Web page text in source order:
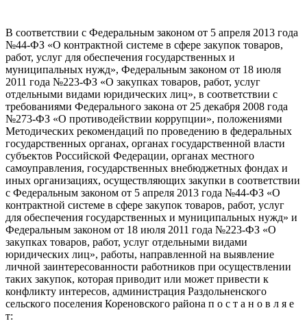
В соответствии с Федеральным законом от 5 апреля 2013 года
№44-ФЗ «О контрактной системе в сфере закупок товаров,
работ, услуг для обеспечения государственных и
муниципальных нужд», Федеральным законом от 18 июля
2011 года №223-ФЗ «О закупках товаров, работ, услуг
отдельными видами юридических лиц», в соответствии с
требованиями Федерального закона от 25 декабря 2008 года
№273-ФЗ «О противодействии коррупции», положениями
Методических рекомендаций по проведению в федеральных
государственных органах, органах государственной власти
субъектов Российской Федерации, органах местного
самоуправления, государственных внебюджетных фондах и
иных организациях, осуществляющих закупки в соответствии
с Федеральным законом от 5 апреля 2013 года №44-ФЗ «О
контрактной системе в сфере закупок товаров, работ, услуг
для обеспечения государственных и муниципальных нужд» и
Федеральным законом от 18 июля 2011 года №223-ФЗ «О
закупках товаров, работ, услуг отдельными видами
юридических лиц», работы, направленной на выявление
личной заинтересованности работников при осуществлении
таких закупок, которая приводит или может привести к
конфликту интересов, администрация Раздольненского
сельского поселения Кореновского района п о с т а н о в л я е
т: